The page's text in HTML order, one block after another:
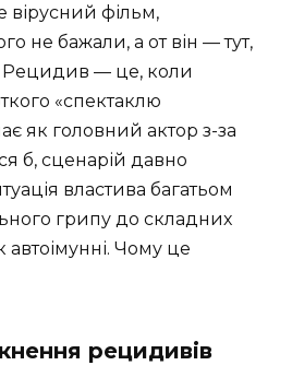
вірусний фільм,
не бажали, а от він — тут,
Рецидив — це, коли
«спектаклю
як головний актор з-за
б, сценарій давно
властива багатьом
грипу до складних
автоімунні. Чому це
рецидивів